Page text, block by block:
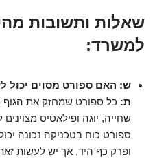
שאלות ותשובות
למשרד:
ש: האם ספורט מסוים יכול
ת: כל ספורט שמחזק את הגוף
שחייה, יוגה ופילאטיס
ספורט כוח בטכניקה נכונה
ופרק כף היד, אך יש לעשות